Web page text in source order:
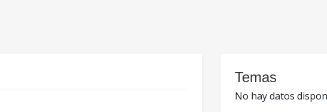
Temas
No hay datos